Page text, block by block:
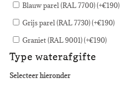
Blauw parel (RAL 7700) (+€190)
Grijs parel (RAL 7730) (+€190)
Graniet (RAL 9001) (+€190)
Type waterafgifte
Selecteer hieronder